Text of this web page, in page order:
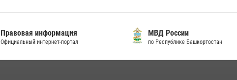
Правовая информация
Официальный интернет-портал
МВД России
по Республике Башкортостан